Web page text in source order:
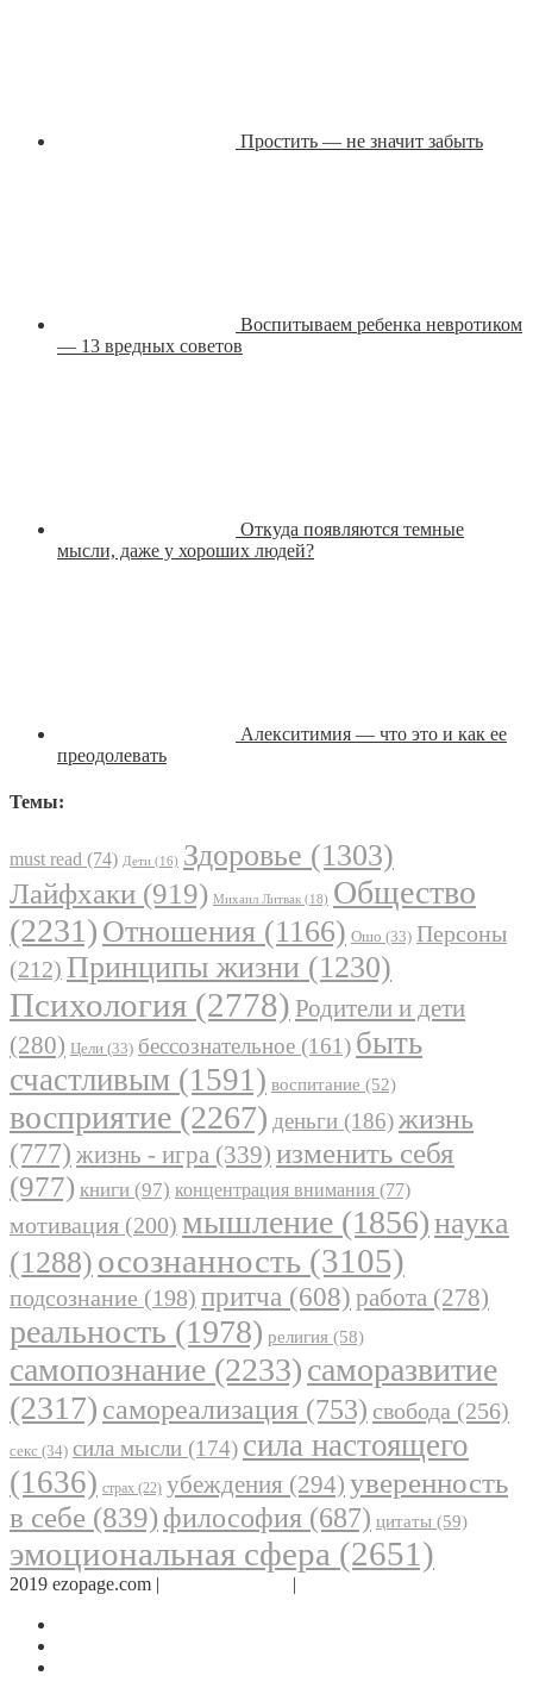
Простить — не значит забыть
Воспитываем ребенка невротиком
— 13 вредных советов
Откуда появляются темные
мысли, даже у хороших людей?
Алекситимия — что это и как ее
преодолевать
Темы:
must read (74) Дети (16) Здоровье (1303)
Лайфхаки (919) Михаил Литвак (18) Общество
(2231) Отношения (1166) Ошо (33) Персоны
(212) Принципы жизни (1230)
Психология (2778) Родители и дети
(280) Цели (33) бессознательное (161) быть
счастливым (1591) воспитание (52)
восприятие (2267) деньги (186)жизнь
(777) жизнь - игра (339) изменить себя
(977) книги (97) концентрация внимания (77)
мотивация (200) мышление (1856)наука
(1288) осознанность (3105)
подсознание (198) притча (608) работа (278)
реальность (1978) религия (58)
самопознание (2233)саморазвитие
(2317) самореализация (753) свобода (256)
секс (34) сила мысли (174) сила настоящего
(1636) страх (22) убеждения (294) уверенность
в себе (839) философия (687) цитаты (59)
эмоциональная сфера (2651)
2019 ezopage.com | |